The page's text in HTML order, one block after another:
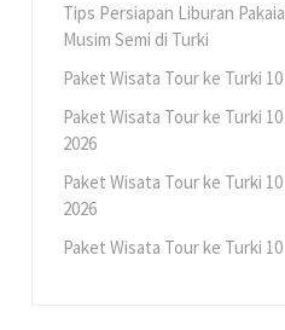
Tips Persiapan Liburan
Musim Semi di Turki
Paket Wisata Tour ke Turki
Paket Wisata Tour ke Turki
2026
Paket Wisata Tour ke Turki
2026
Paket Wisata Tour ke Turki